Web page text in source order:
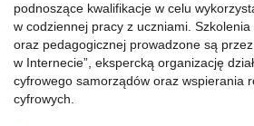
podnoszące kwalifikacje w celu
w codziennej pracy z uczniami.
oraz pedagogicznej prowadzone są
w Internecie”, ekspercką organizację
cyfrowego samorządów oraz wspierania
cyfrowych.